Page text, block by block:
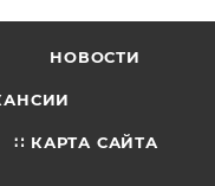
НОВОСТИ
∷ КАРТА САЙТА